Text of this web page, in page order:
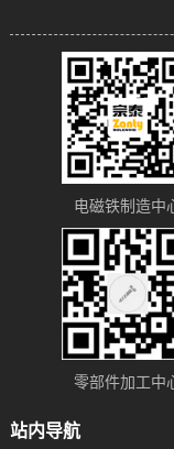
电磁铁制造中
零部件加工中
站内导航